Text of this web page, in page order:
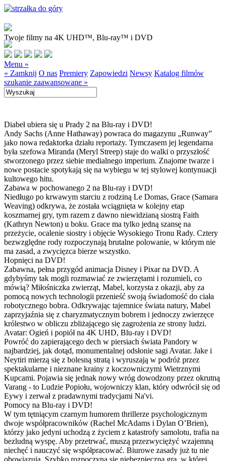
Twoje filmy na 4K UHD™, Blu-ray™ i DVD
Menu »
« Zamknij O nas Premiery Zapowiedzi Newsy Katalog filmów
szukanie zaawansowane »
Diabeł ubiera się u Prady 2 na Blu-ray i DVD!
Andy Sachs (Anne Hathaway) powraca do magazynu „Runway”
jako nowa redaktorka działu reportaży. Tymczasem jej legendarna
była szefowa Miranda (Meryl Streep) staje do walki o przyszłość
stworzonego przez siebie medialnego imperium. Znajome twarze i
nowe postacie spotykają się na wybiegu w tej stylowej kontynuacji
kultowego hitu.
Zabawa w pochowanego 2 na Blu-ray i DVD!
Niedługo po krwawym starciu z rodziną Le Domas, Grace (Samara
Weaving) odkrywa, że została wciągnięta w kolejny etap
koszmarnej gry, tym razem z dawno niewidzianą siostrą Faith
(Kathryn Newton) u boku. Grace ma tylko jedną szansę na
przeżycie, ocalenie siostry i objęcie Wysokiego Tronu Rady. Cztery
bezwzględne rody rozpoczynają brutalne polowanie, w którym nie
ma zasad, a zwycięzca bierze wszystko.
Hopnięci na DVD!
Zabawna, pełna przygód animacja Disney i Pixar na DVD. A
gdybyśmy tak mogli rozmawiać ze zwierzętami i rozumieli, co
mówią? Miłośniczka zwierząt, Mabel, korzysta z okazji, aby za
pomocą nowych technologii przenieść swoją świadomość do ciała
robotycznego bobra. Odkrywając tajemnice świata natury, Mabel
zaprzyjaźnia się z charyzmatycznym bobrem i jednoczy zwierzęce
królestwo w obliczu zbliżającego się zagrożenia ze strony ludzi.
Avatar: Ogień i popiół na 4K UHD, Blu-ray i DVD!
Powróć do zapierającego dech w piersiach świata Pandory w
najbardziej, jak dotąd, monumentalnej odsłonie sagi Avatar. Jake i
Neytiri mierzą się z bolesną stratą i wyruszają w podróż przez
spektakularne i nieznane krainy z koczowniczymi Wietrznymi
Kupcami. Pojawia się jednak nowy wróg dowodzony przez okrutną
Varang - to Ludzie Popiołu, wojowniczy klan, który odwrócił się od
Eywy i zerwał z pradawnymi tradycjami Na'vi.
Pomocy na Blu-ray i DVD!
W tym tętniącym czarnym humorem thrillerze psychologicznym
dwoje współpracowników (Rachel McAdams i Dylan O’Brien),
którzy jako jedyni uchodzą z życiem z katastrofy samolotu, trafia na
bezludną wyspę. Aby przetrwać, muszą przezwyciężyć wzajemną
niechęć i nauczyć się współpracować. Biurowe zasady już tu nie
obowiązują. Szybko rozpoczyna się niebezpieczna gra, w której